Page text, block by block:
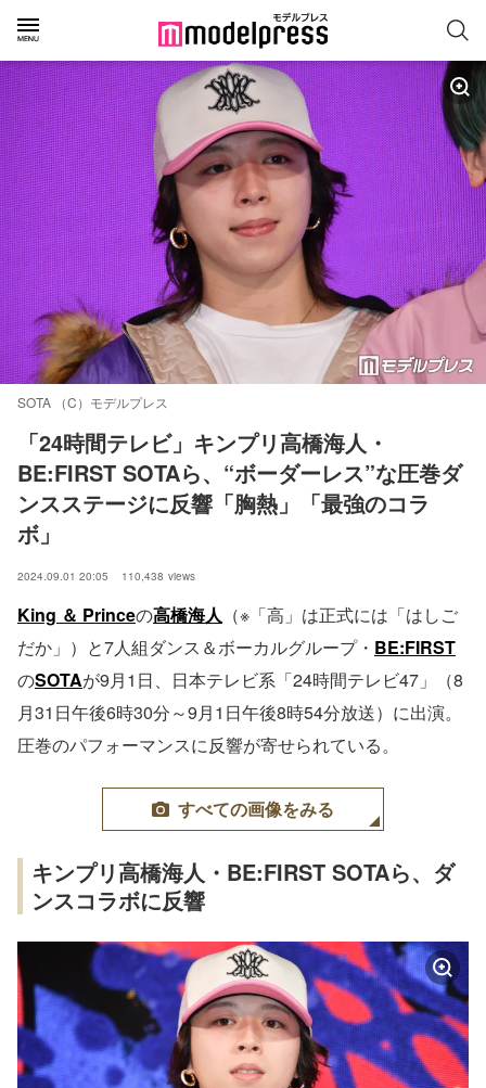
SOTA （C）モデルプレス
「24時間テレビ」キンプリ高橋海人・
BE:FIRST SOTAら、“ボーダーレス”な圧巻ダ
ンスステージに反響「胸熱」「最強のコラ
ボ」
2024.09.01 20:05 110,438 views
King ＆ Princeの高橋海人 （※「高」は正式には「はしご
だか」）と7人組ダンス＆ボーカルグループ・ BE:FIRST
のSOTAが9月1日、日本テレビ系「24時間テレビ47」（8
月31日午後6時30分～9月1日午後8時54分放送）に出演。
圧巻のパフォーマンスに反響が寄せられている。
すべての画像をみる
キンプリ高橋海人・BE:FIRST SOTAら、ダ
ンスコラボに反響